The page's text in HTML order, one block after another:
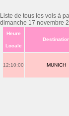
Liste de tous les vols à
dimanche 17 novembre
Heure
Locale
12:10:00 MUNICH